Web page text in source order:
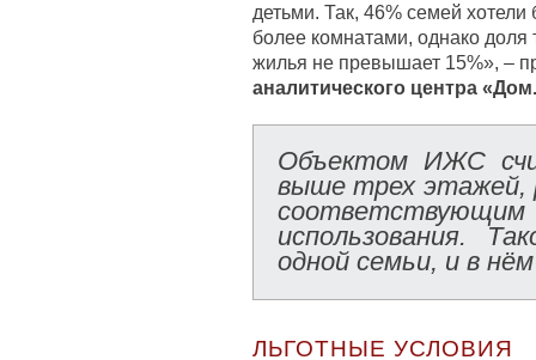
детьми. Так, 46% семей
более комнатами, однако доля
жилья не превышает 15%», –
аналитического центра
Объектом ИЖС
выше трех этажей,
использования.
одной семьи, и в
ЛЬГОТНЫЕ УСЛОВИЯ